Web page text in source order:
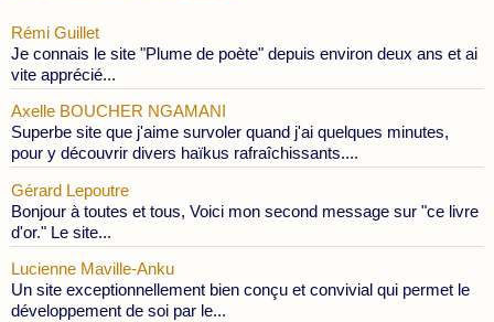
Rémi Guillet
Je connais le site "Plume de poète" depuis environ deux ans et ai
vite apprécié...
Axelle BOUCHER NGAMANI
Superbe site que j'aime survoler quand j'ai quelques minutes,
pour y découvrir divers haïkus rafraîchissants....
Gérard Lepoutre
Bonjour à toutes et tous, Voici mon second message sur "ce livre
d'or." Le site...
Lucienne Maville-Anku
Un site exceptionnellement bien conçu et convivial qui permet le
développement de soi par le...